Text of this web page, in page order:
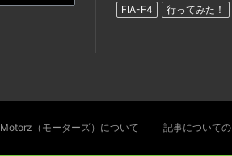
FIA-F4
行ってみた！
Motorz（モーターズ）について 記事について